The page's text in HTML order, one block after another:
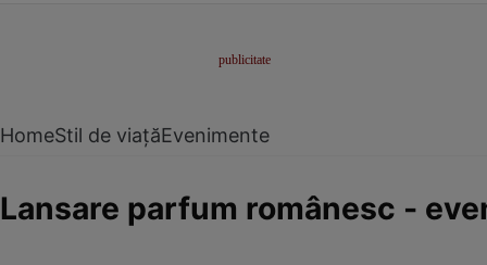
HomeStil de viațăEvenimente
Lansare parfum românesc -